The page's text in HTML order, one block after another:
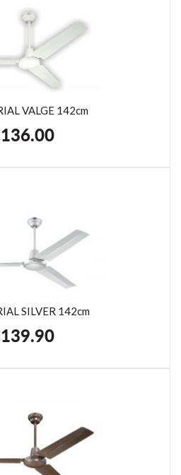
VALGE 142cm
136.00
SILVER 142cm
139.90